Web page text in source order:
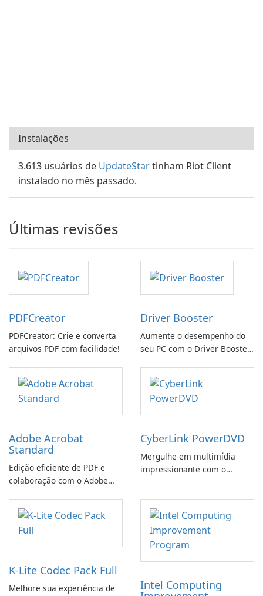
Instalações
3.613 usuários de UpdateStartinham Riot Client
instalado no mês passado.
Últimas revisões
PDFCreator
PDFCreator: Crie e converta
arquivos PDF com facilidade!
Driver Booster
Aumente o desempenho do
seu PC com o Driver Booster
Adobe Acrobat
Standard
Edição eficiente de PDF e
colaboração com o Adobe
CyberLink PowerDVD
Mergulhe em multimídia
impressionante com o
K-Lite Codec Pack Full
Melhore sua experiência de
Intel Computing